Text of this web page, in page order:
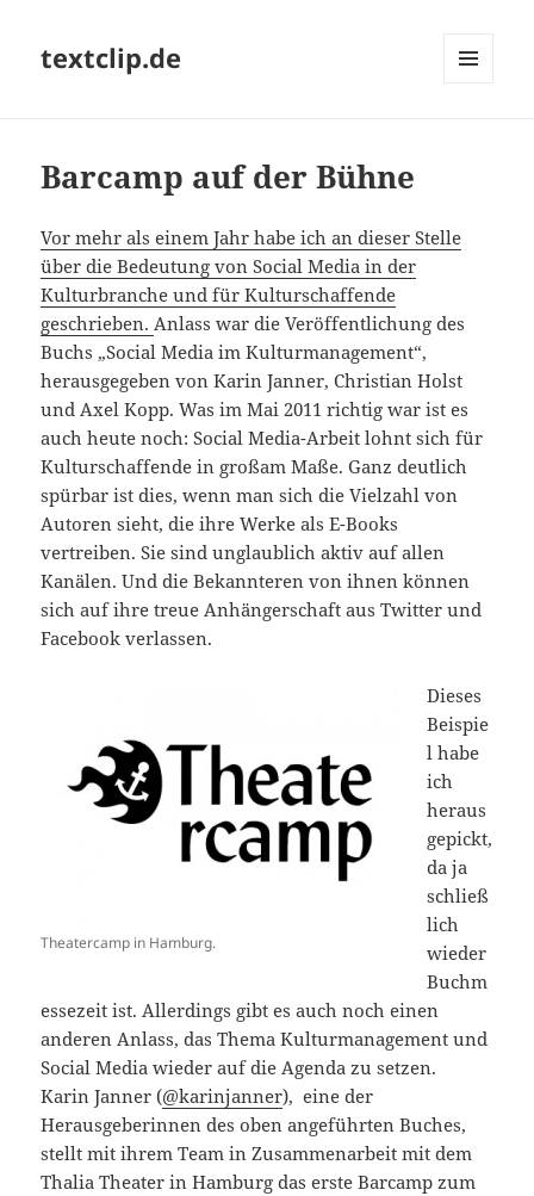
textclip.de
Barcamp auf der Bühne
Vor mehr als einem Jahr habe ich an dieser Stelle
über die Bedeutung von Social Media in der
Kulturbranche und für Kulturschaffende
geschrieben.Anlass war die Veröffentlichung des
Buchs „Social Media im Kulturmanagement“,
herausgegeben von Karin Janner, Christian Holst
und Axel Kopp. Was im Mai 2011 richtig war ist es
auch heute noch: Social Media-Arbeit lohnt sich für
Kulturschaffende in großam Maße. Ganz deutlich
spürbar ist dies, wenn man sich die Vielzahl von
Autoren sieht, die ihre Werke als E-Books
vertreiben. Sie sind unglaublich aktiv auf allen
Kanälen. Und die Bekannteren von ihnen können
sich auf ihre treue Anhängerschaft aus Twitter und
Facebook verlassen.
Theatercamp in Hamburg.
Dieses
Beispie
l habe
ich
heraus
gepickt,
da ja
schließ
lich
wieder
Buchm
essezeit ist. Allerdings gibt es auch noch einen
anderen Anlass, das Thema Kulturmanagement und
Social Media wieder auf die Agenda zu setzen.
Karin Janner (@karinjanner), eine der
Herausgeberinnen des oben angeführten Buches,
stellt mit ihrem Team in Zusammenarbeit mit dem
Thalia Theater in Hamburg das erste Barcamp zum